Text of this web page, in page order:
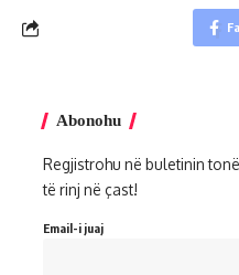
Abonohu
Regjistrohu në buletinin
të rinj në çast!
Email-i juaj